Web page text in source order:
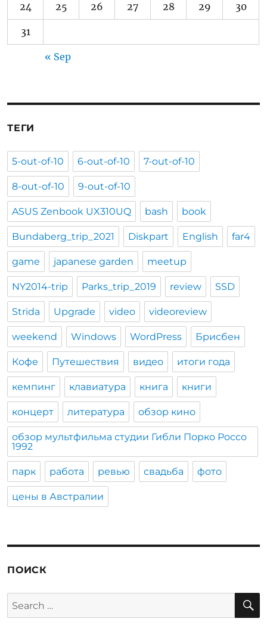
24 25 26 27 28 29 30
31
« Sep
ТЕГИ
5-out-of-10 6-out-of-10 7-out-of-10
8-out-of-10 9-out-of-10
ASUS Zenbook UX310UQ bash book
Bundaberg_trip_2021 Diskpart English far4
game japanese garden meetup
NY2014-trip Parks_trip_2019 review SSD
Strida Upgrade video videoreview
weekend Windows WordPress Брисбен
Кофе Путешествия видео итоги года
кемпинг клавиатура книга книги
концерт литература обзор кино
обзор мультфильма студии Гибли Порко Россо
1992
парк работа ревью свадьба фото
цены в Австралии
ПОИСК
Search
for: